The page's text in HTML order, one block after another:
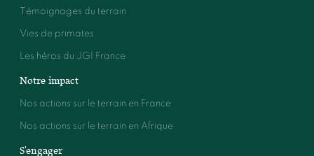
Témoignages du terrain
Vies de primates
Les héros du JGI France
Notre impact
Nos actions sur le terrain en France
Nos actions sur le terrain en Afrique
S'engager